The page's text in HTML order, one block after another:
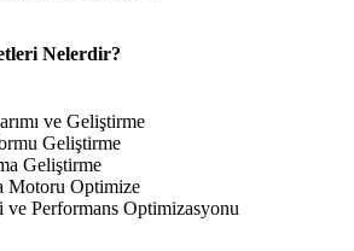
Nelerdir?
ve Geliştirme
Geliştirme
Geliştirme
Motoru Optimize
Performans Optimizasyonu